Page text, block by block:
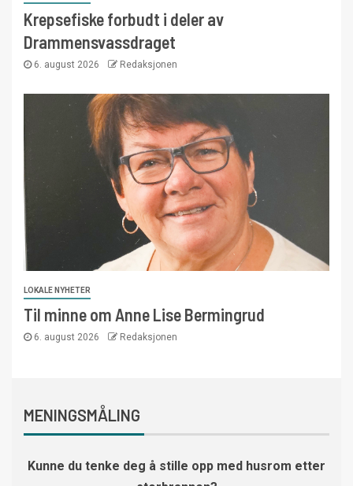
Krepsefiske forbudt i deler av
Drammensvassdraget
6. august 2026 Redaksjonen
LOKALE NYHETER
Til minne om Anne Lise Bermingrud
6. august 2026 Redaksjonen
MENINGSMÅLING
Kunne du tenke deg å stille opp med husrom etter